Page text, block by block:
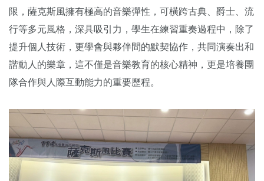
限，薩克斯風擁有極高的音樂彈性，可橫跨古典、爵士、流
行等多元風格，深具吸引力，學生在練習重奏過程中，除了
提升個人技術，更學會與夥伴間的默契協作，共同演奏出和
諧動人的樂章，這不僅是音樂教育的核心精神，更是培養團
隊合作與人際互動能力的重要歷程。